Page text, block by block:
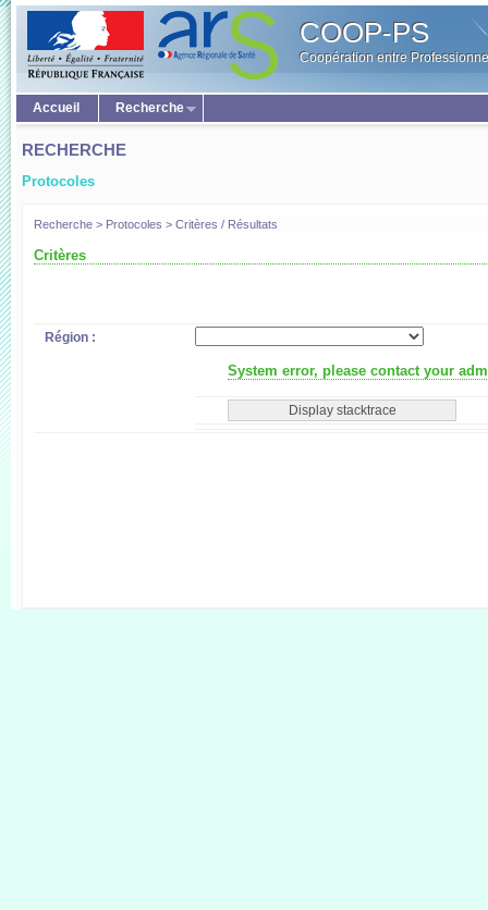
COOP-PS
Coopération entre
Accueil Recherche
RECHERCHE
Protocoles
Recherche > Protocoles > Critères / Résultats
Critères
Région :
System error, please contact your